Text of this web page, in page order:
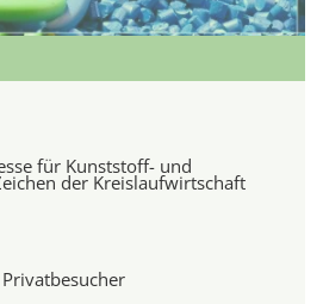
für Kunststoff- und
der Kreislaufwirtschaft